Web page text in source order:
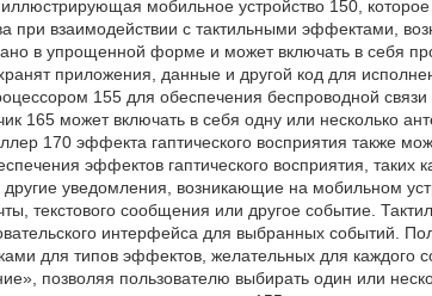
мобильное устройство 150,
при взаимодействии с тактильными эффектами,
в упрощенной форме и может включать в себя
приложения, данные и другой код для
155 для обеспечения беспроводной связи
165 может включать в себя одну или несколько
170 эффекта гаптического восприятия также
эффектов гаптического восприятия, таких
уведомления, возникающие на мобильном
текстового сообщения или другое событие.
интерфейса для выбранных событий.
для типов эффектов, желательных для каждого
позволяя пользователю выбирать один или